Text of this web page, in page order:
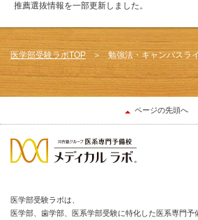
推薦選抜情報を一部更新しました。
医学部受験ラボTOP 勉強法・キャンパスラ
ページの先頭へ
医学部受験ラボは、
医学部、歯学部、医系学部受験に特化した医系専門予